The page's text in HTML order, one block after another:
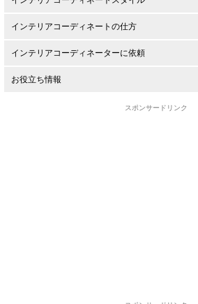
インテリアコーディネートの仕方
インテリアコーディネーターに依頼
お役立ち情報
スポンサードリンク